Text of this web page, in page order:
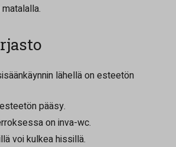
lähellä on esteetön
pääsy.
on inva-wc.
voi kulkea hissillä.